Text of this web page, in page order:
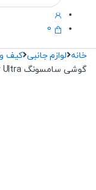
0
خانه لوازم جانبی کیف و
گوشی سامسونگ Galaxy S26 Ultra